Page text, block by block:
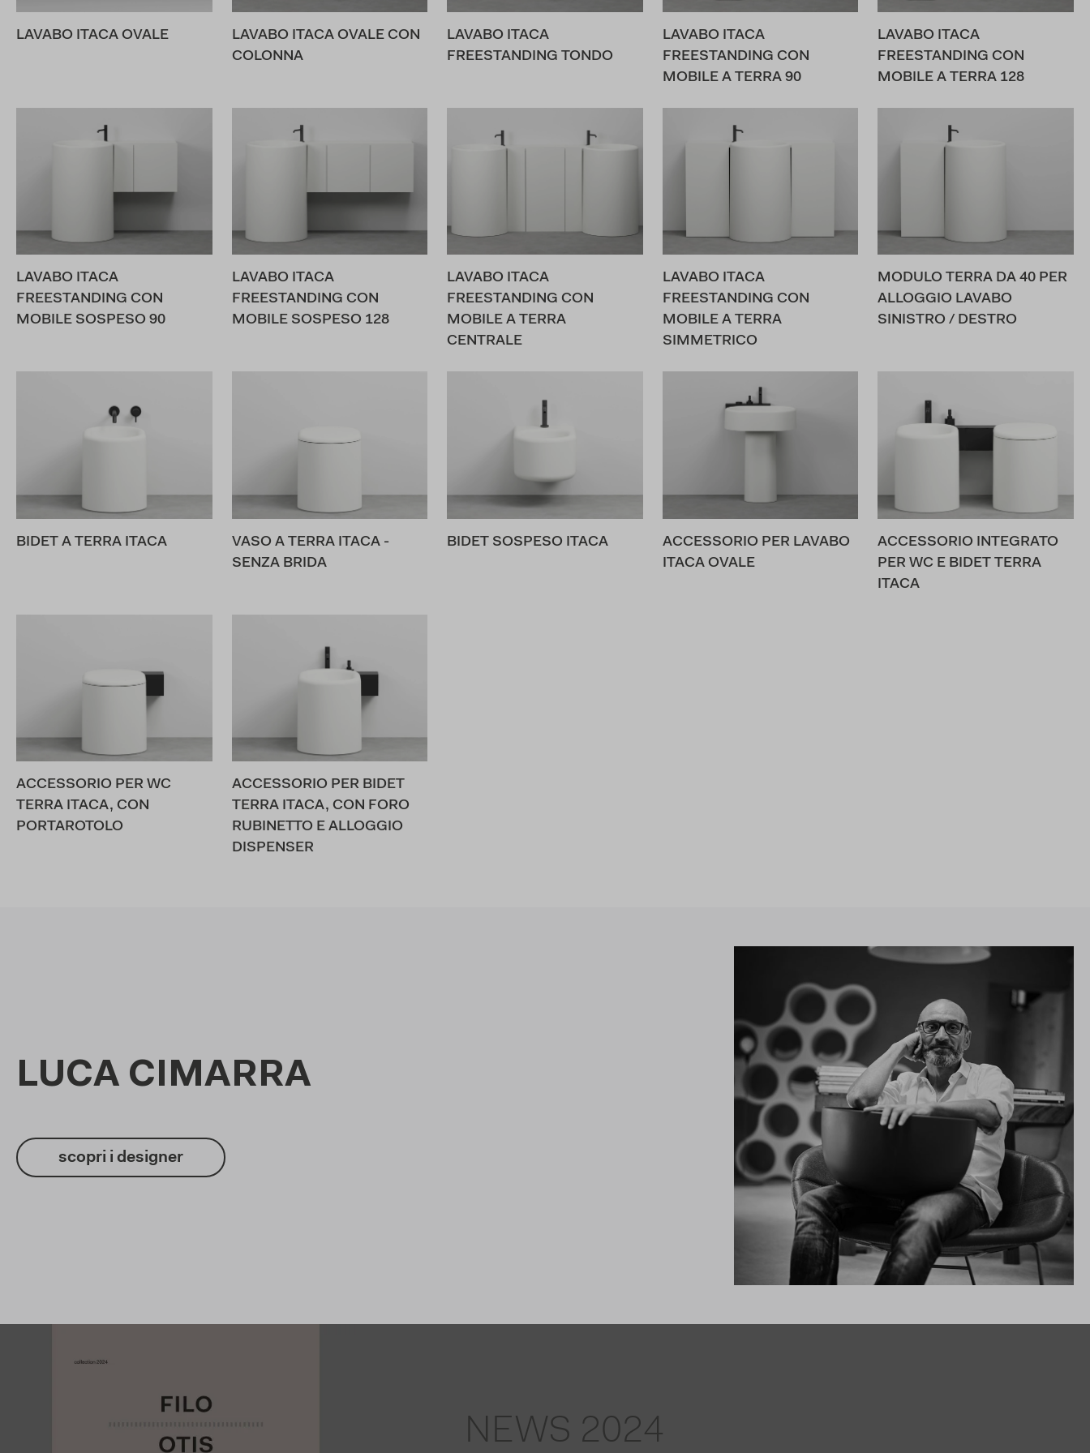
LAVABO ITACA OVALE
LAVABO ITACA OVALE CON
COLONNA
LAVABO ITACA
FREESTANDING TONDO
LAVABO ITACA
FREESTANDING CON
MOBILE A TERRA 90
LAVABO ITACA
FREESTANDING CON
MOBILE A TERRA 128
LAVABO ITACA
FREESTANDING CON
MOBILE SOSPESO 90
LAVABO ITACA
FREESTANDING CON
MOBILE SOSPESO 128
LAVABO ITACA
FREESTANDING CON
MOBILE A TERRA
CENTRALE
LAVABO ITACA
FREESTANDING CON
MOBILE A TERRA
SIMMETRICO
MODULO TERRA DA 40 PER
ALLOGGIO LAVABO
SINISTRO / DESTRO
BIDET A TERRA ITACA
VASO A TERRA ITACA -
SENZA BRIDA
BIDET SOSPESO ITACA
ACCESSORIO PER LAVABO
ITACA OVALE
ACCESSORIO INTEGRATO
PER WC E BIDET TERRA
ITACA
ACCESSORIO PER WC
TERRA ITACA, CON
PORTAROTOLO
ACCESSORIO PER BIDET
TERRA ITACA, CON FORO
RUBINETTO E ALLOGGIO
DISPENSER
LUCA CIMARRA
scopri i designer
NEWS 2024